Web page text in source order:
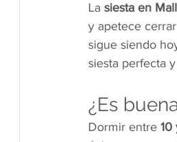
La siesta en
y apetece
sigue siendo
siesta perfecta
¿Es
Dormir entre 10